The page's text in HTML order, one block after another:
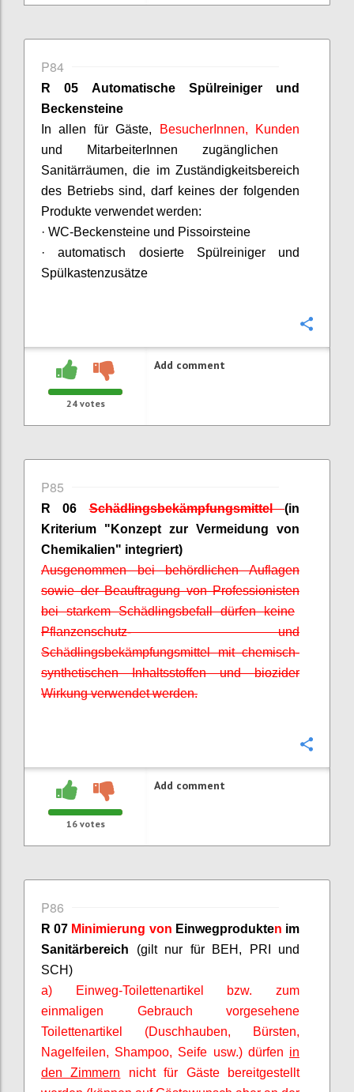
P84
R 05 Automatische Spülreiniger und
Beckensteine
In allen für Gäste,
BesucherInnen, Kunden
und
MitarbeiterInnen zugänglichen
Sanitärräumen, die im Zuständigkeitsbereich
des Betriebs sind, darf keines der folgenden
Produkte verwendet werden:
· WC-Beckensteine und Pissoirsteine
· automatisch dosierte Spülreiniger und
Spülkastenzusätze
24votes
Add comment
P85
R 06Schädlingsbekämpfungsmittel(in
Kriterium "Konzept zur Vermeidung von
Chemikalien" integriert)
Ausgenommen bei behördlichen Auflagen
sowie der Beauftragung vonProfessionisten
bei starkem Schädlingsbefall dürfen keine
Pflanzenschutz- und
Schädlingsbekämpfungsmittel mit chemisch-
synthetischen Inhaltsstoffen undbiozider
Wirkung verwendet werden.
16votes
Add comment
P86
R 07 Minimierung von Einwegprodukten im
Sanitärbereich (gilt nur für BEH, PRI und
SCH)
a) Einweg-Toilettenartikel bzw. zum
einmaligen Gebrauch vorgesehene
Toilettenartikel (Duschhauben, Bürsten,
Nagelfeilen, Shampoo, Seife usw.) dürfen in
den Zimmern nicht für Gäste bereitgestellt